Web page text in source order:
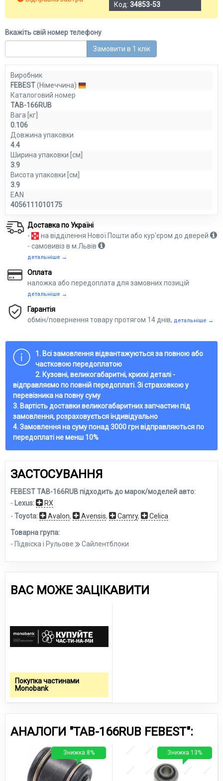
Код: 34853-53
Вкажіть свій номер телефону
Замовити в 1 клік
Виробник
FEBEST(Німеччина)
Каталоговий номер
TAB-166RUB
Вага [кг]
0.106
Довжина упаковки
4.4
Ширина упаковки [см]
3.9
Висота упаковки [см]
3.9
EAN
4056111010175
Доставка по Україні
-
на відділення Нової Пошти або кур'єром до дверей
- самовивіз в м.Львів
детальніше →
Оплата
наложка або передоплата для замовних позицій
детальніше →
Гарантія
обмін/повернення товару протягом 14 днів, детальніше →
1. Всі замовлення відвантажуються за повною або
частковою передоплатою
2. Кузовні, великогабаритні, крихкі деталі -
відправляємо по повній передоплаті. Зі страховкою у
перевізника на повну суму
3. Вартість доставки великогабаритних запчастин під
замовлення, розраховується індивідуально
4. Замовлення на суму понад 3000 грн відправляються по
передоплаті не менш 10%
ЗАСТОСУВАННЯ
FEBEST TAB-166RUB підходить до марок/моделей авто:
- Lexus:
RX
- Toyota: Avalon, Avensis, Camry, Celica
Товарна група:
- Підвіска і Рульове
Сайлентблоки
ВАС МОЖЕ ЗАЦІКАВИТИ
Покупка частинами
Monobank
АНАЛОГИ "TAB-166RUB FEBEST":
Знижка 8% Знижка 13%